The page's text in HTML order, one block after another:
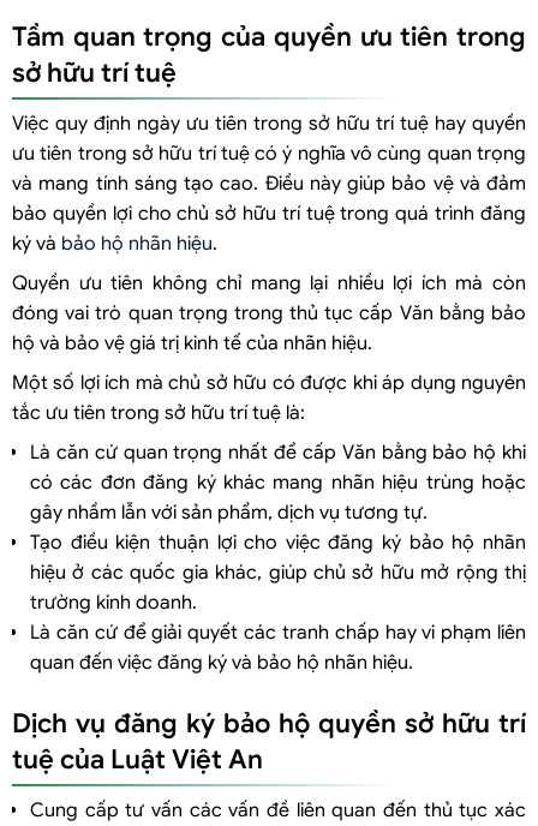
Tầm quan trọng của quyền ưu tiên trong
sở hữu trí tuệ
Việc quy định ngày ưu tiên trong sở hữu trí tuệ hay quyền
ưu tiên trong sở hữu trí tuệ có ý nghĩa vô cùng quan trọng
và mang tính sáng tạo cao. Điều này giúp bảo vệ và đảm
bảo quyền lợi cho chủ sở hữu trí tuệ trong quá trình đăng
ký và bảo hộ nhãn hiệu.
Quyền ưu tiên không chỉ mang lại nhiều lợi ích mà còn
đóng vai trò quan trọng trong thủ tục cấp Văn bằng bảo
hộ và bảo vệ giá trị kinh tế của nhãn hiệu.
Một số lợi ích mà chủ sở hữu có được khi áp dụng nguyên
tắc ưu tiên trong sở hữu trí tuệ là:
Là căn cứ quan trọng nhất để cấp Văn bằng bảo hộ khi
có các đơn đăng ký khác mang nhãn hiệu trùng hoặc
gây nhầm lẫn với sản phẩm, dịch vụ tương tự.
Tạo điều kiện thuận lợi cho việc đăng ký bảo hộ nhãn
hiệu ở các quốc gia khác, giúp chủ sở hữu mở rộng thị
trường kinh doanh.
Là căn cứ để giải quyết các tranh chấp hay vi phạm liên
quan đến việc đăng ký và bảo hộ nhãn hiệu.
Dịch vụ đăng ký bảo hộ quyền sở hữu trí
tuệ của Luật Việt An
Cung cấp tư vấn các vấn đề liên quan đến thủ tục xác